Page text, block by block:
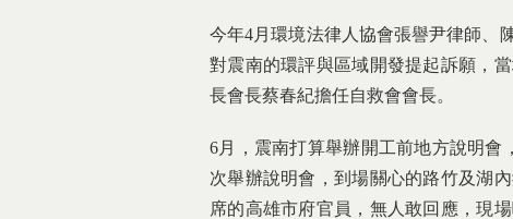
今年4月環境法律人協會張譽尹律師、
對震南的環評與區域開發提起訴願，
長會長蔡春紀擔任自救會會長。
6月，震南打算舉辦開工前地方說明會
次舉辦說明會，到場關心的路竹及湖
席的高雄市府官員，無人敢回應，現